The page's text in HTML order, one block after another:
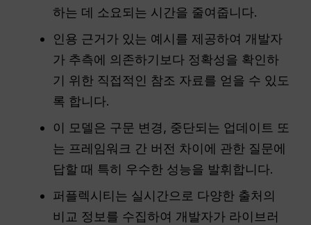
하는 데 소요되는 시간을 줄여줍니다.
인용 근거가 있는 예시를 제공하여 개발자
가 추측에 의존하기보다 정확성을 확인하
기 위한 직접적인 참조 자료를 얻을 수 있도
록 합니다.
이 모델은 구문 변경, 중단되는 업데이트 또
는 프레임워크 간 버전 차이에 관한 질문에
답할 때 특히 우수한 성능을 발휘합니다.
퍼플렉시티는 실시간으로 다양한 출처의
비교 정보를 수집하여 개발자가 라이브러